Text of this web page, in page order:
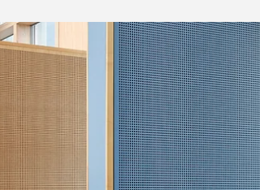
出生率低下をめぐる議論【英語
で学ぶ大人の社会科】第124回
6/14（日）20時＠オンライン
「今世紀後半の世界的な人口減少は人類の進歩を
脅かす可能性もあれば、生活の向上につながる可
能性もある」 2026年6月14日（日）夜20時＠オン
インで開催する「英語で学ぶ大人の社会科」ワー
クショップは、IMFが発表したブログ記事「出生